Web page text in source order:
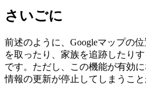
さいごに
前述のように、Googleマップの
を取ったり、家族を追跡したり
です。ただし、この機能が有効
情報の更新が停止してしまうこ